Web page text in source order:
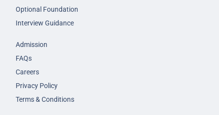
Optional Foundation
Interview Guidance
Admission
FAQs
Careers
Privacy Policy
Terms & Conditions